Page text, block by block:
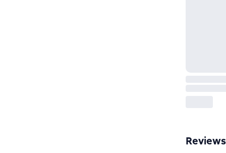
Reviews